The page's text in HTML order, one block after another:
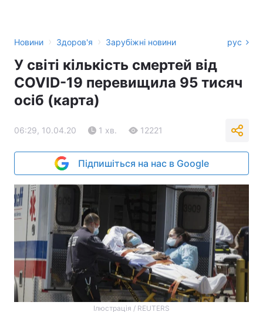
Новини › Здоров'я › Зарубіжні новини рус
У світі кількість смертей від
COVID-19 перевищила 95 тисяч
осіб (карта)
06:29, 10.04.20 1 хв. 12221
Підпишіться на нас в Google
Ілюстрація / REUTERS